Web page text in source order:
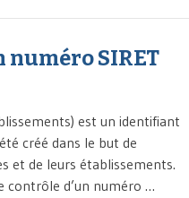
numéro SIRET
est un identifiant
créé dans le but de
et de leurs établissements.
contrôle d’un numéro …